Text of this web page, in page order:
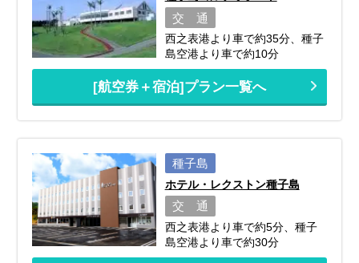
交 通
西之表港より車で約35分、種子
島空港より車で約10分
[航空券＋宿泊]プラン一覧へ
種子島
ホテル・レクストン種子島
交 通
西之表港より車で約5分、種子
島空港より車で約30分